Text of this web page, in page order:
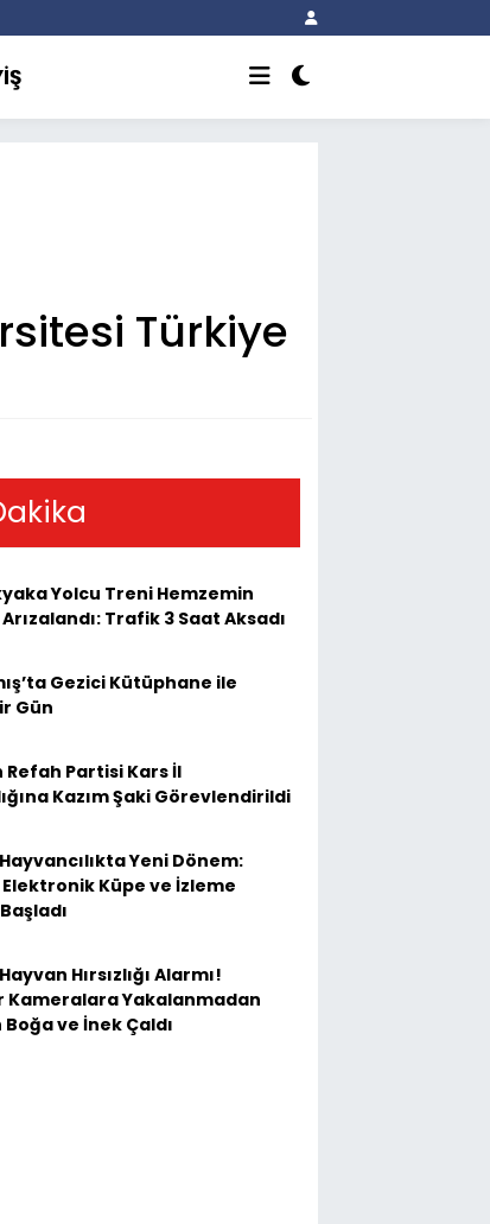
Türkiye
Yolcu Treni Hemzemin
Trafik 3 Saat Aksadı
Gezici Kütüphane ile
Gün
Refah Partisi Kars İl
Kazım Şaki Görevlendirildi
Yeni Dönem:
Küpe ve İzleme
Hırsızlığı Alarmı!
Kameralara Yakalanmadan
Boğa ve İnek Çaldı